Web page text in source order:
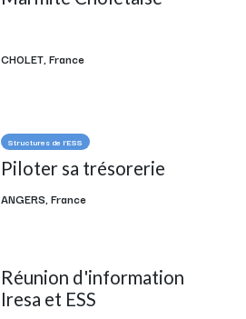
CHOLET,France
Structures de l'ESS
Piloter sa trésorerie
ANGERS,France
Réunion d'information
Iresa et ESS